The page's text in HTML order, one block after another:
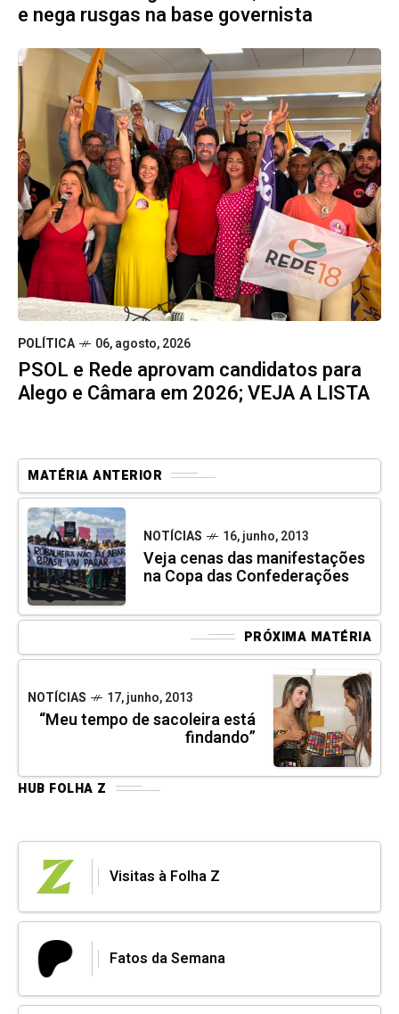
e nega rusgas na base governista
POLÍTICA 06, agosto, 2026
PSOL e Rede aprovam candidatos para
Alego e Câmara em 2026; VEJA A LISTA
MATÉRIA ANTERIOR
NOTÍCIAS 16, junho, 2013
Veja cenas das manifestações
na Copa das Confederações
PRÓXIMA MATÉRIA
NOTÍCIAS 17, junho, 2013
“Meu tempo de sacoleira está
findando”
HUB FOLHA Z
Visitas à Folha Z
Fatos da Semana